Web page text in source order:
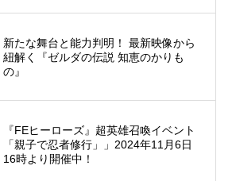
新たな舞台と能力判明！ 最新映像から
紐解く『ゼルダの伝説 知恵のかりも
の』
『FEヒーローズ』超英雄召喚イベント
「親子で忍者修行」」2024年11月6日
16時より開催中！